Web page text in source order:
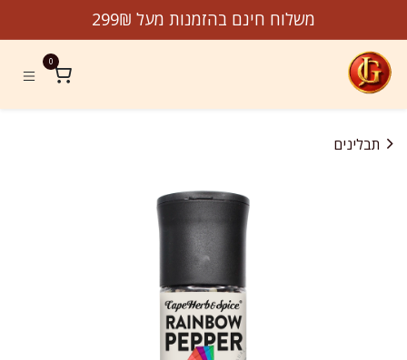
משלוח חינם בהזמנות מעל 299₪
0
תבלינים